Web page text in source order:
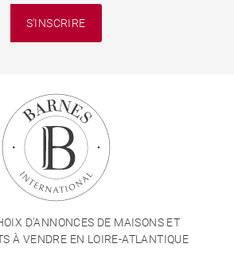
S'INSCRIRE
D'ANNONCES DE MAISONS ET
À VENDRE EN LOIRE-ATLANTIQUE